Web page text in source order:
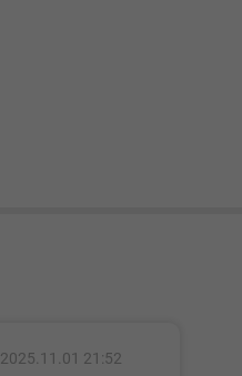
2025.11.01 21:52